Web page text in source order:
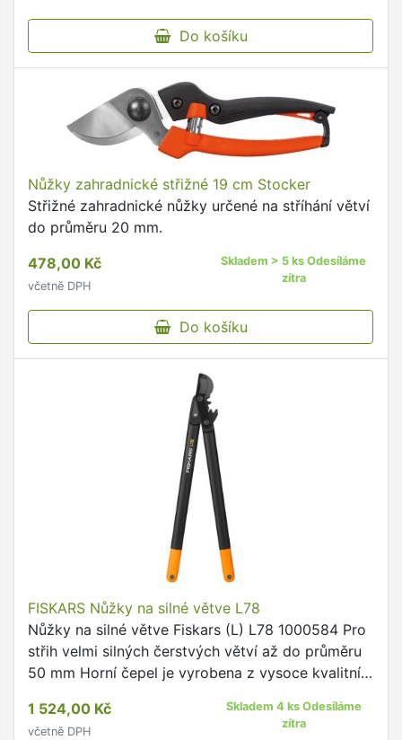
Do košíku
Nůžky zahradnické střižné 19 cm Stocker
Střižné zahradnické nůžky určené na stříhání větví
do průměru 20 mm.
478,00 Kč
včetně DPH
Skladem > 5 ks Odesíláme
zítra
Do košíku
FISKARS Nůžky na silné větve L78
Nůžky na silné větve Fiskars (L) L78 1000584 Pro
střih velmi silných čerstvých větví až do průměru
50 mm Horní čepel je vyrobena z vysoce kvalitní
pro …
1 524,00 Kč
včetně DPH
Skladem 4 ks Odesíláme
zítra